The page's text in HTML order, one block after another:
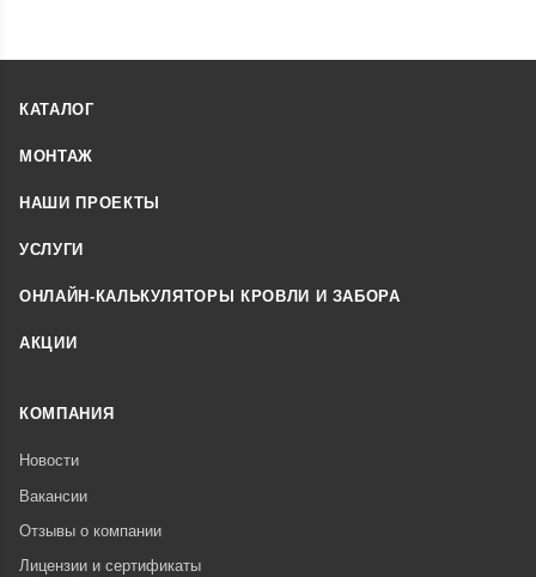
КАТАЛОГ
МОНТАЖ
НАШИ ПРОЕКТЫ
УСЛУГИ
ОНЛАЙН-КАЛЬКУЛЯТОРЫ КРОВЛИ И ЗАБОРА
АКЦИИ
КОМПАНИЯ
Новости
Вакансии
Отзывы о компании
Лицензии и сертификаты